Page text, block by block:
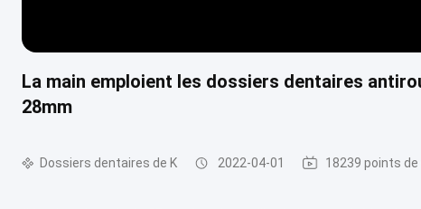
La main emploient les dossiers dentaires
28mm
Dossiers dentaires de K 2022-04-01 18239 points de